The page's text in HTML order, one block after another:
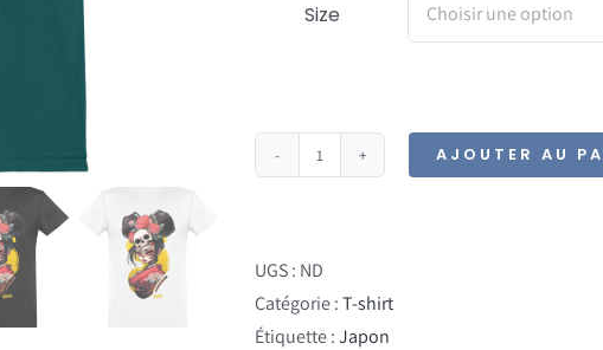
Size
quantité
Shirt
–
Santa
AJOUTER AU
UGS : ND
Catégorie :T-shirt
Étiquette :Japon